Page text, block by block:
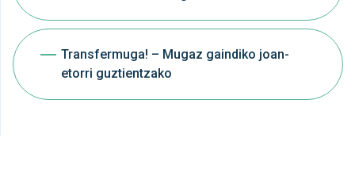
Transfermuga! – Mugaz gaindiko joan-
etorri guztientzako